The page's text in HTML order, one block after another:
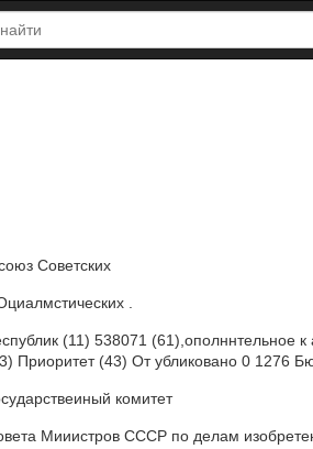
Советских
.
(11) 538071 (61),ополннтельное
Приоритет (43) От убликовано 0 1276
комитет
Мииистров СССР по делам